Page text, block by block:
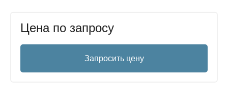
Цена по запросу
Запросить цену